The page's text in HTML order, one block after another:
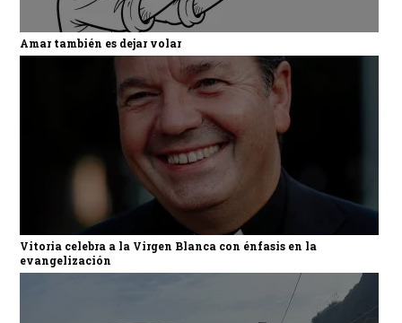
Amar también es dejar volar
Vitoria celebra a la Virgen Blanca con énfasis en la
evangelización